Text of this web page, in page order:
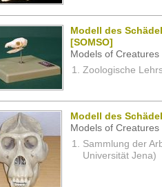
Modell des
[SOMSO]
Models of
Zoologische
Modell des
Models of
Sammlung der
Universität Jena)